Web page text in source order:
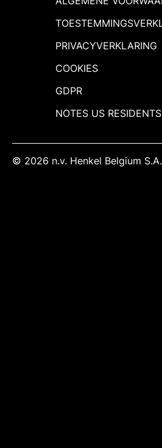
PRIVACYVERKLARING
COOKIES
GDPR
NOTES US RESIDENTS
© 2026 n.v. Henkel Belgium